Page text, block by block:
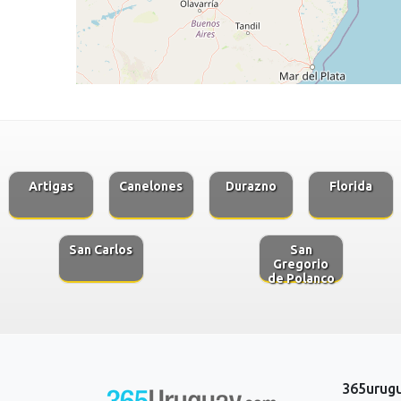
Artigas Canelones Durazno Florida
San Carlos
San
Gregorio
de Polanco